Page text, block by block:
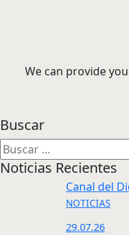
We can provide
Buscar
Buscar:
Noticias Recientes
Canal del
NOTICIAS
29.07.26